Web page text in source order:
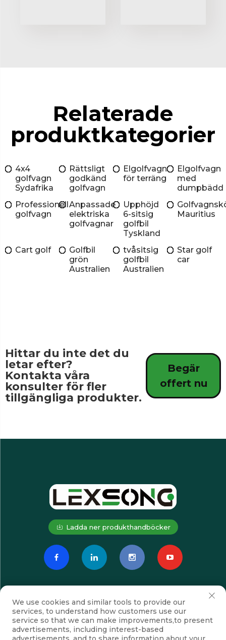
Relaterade
produktkategorier
4x4
golfvagn
Sydafrika
Rättsligt
godkänd
golfvagn
Elgolfvagn
för terräng
Elgolfvagn
med
dumpbädd
Professionell
golfvagn
Anpassade
elektriska
golfvagnar
Upphöjd
6-sitsig
golfbil
Tyskland
Mauritius
Cart golf
Golfbil
grön
Australien
tvåsitsig
golfbil
Australien
Star golf
car
Hittar du inte det du
letar efter?
Kontakta våra
konsulter för fler
tillgängliga produkter.
Begär
offert nu
Ladda ner produkthandböcker
We use cookies and similar tools to provide our
services, to understand how customers use our
service so that we can make improvements,to present
advertisements, including interest-based